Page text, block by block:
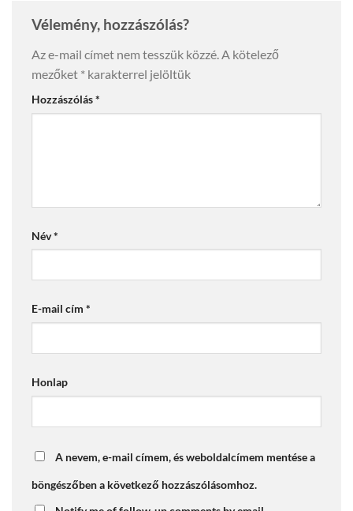
Vélemény, hozzászólás?
Az e-mail címet nem tesszük közzé. A kötelező
mezőket * karakterrel jelöltük
Hozzászólás*
Név*
E-mail cím *
Honlap
A nevem, e-mail címem, és weboldalcímem mentése a
böngészőben a következő hozzászólásomhoz.